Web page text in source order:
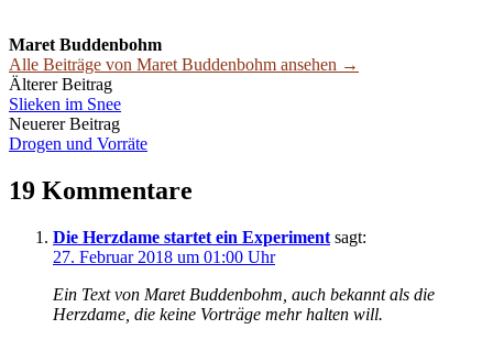
Maret Buddenbohm
Alle Beiträge von Maret Buddenbohm ansehen →
Beitrags-
Navigation
Älterer Beitrag
Slieken im Snee
Neuerer Beitrag
Drogen und Vorräte
19 Kommentare
Die Herzdame startet ein Experiment sagt:
27. Februar 2018 um 01:00 Uhr
Ein Text von Maret Buddenbohm, auch bekannt als die
Herzdame, die keine Vorträge mehr halten will.